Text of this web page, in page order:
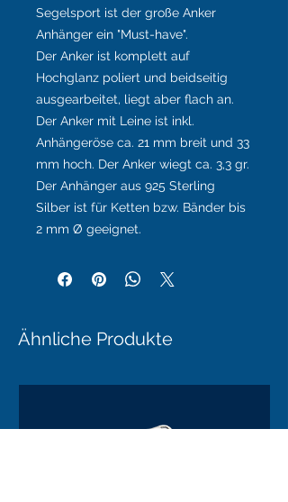
Segelsport ist der große Anker
Anhänger ein "Must-have".
Der Anker ist komplett auf
Hochglanz poliert und beidseitig
ausgearbeitet, liegt aber flach an.
Der Anker mit Leine ist inkl.
Anhängeröse ca. 21 mm breit und 33
mm hoch. Der Anker wiegt ca. 3,3 gr.
Der Anhänger aus 925 Sterling
Silber ist für Ketten bzw. Bänder bis
2 mm Ø geeignet.
Ähnliche Produkte